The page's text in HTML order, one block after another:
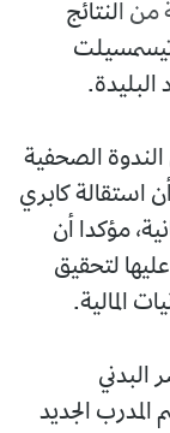
النتائج
تيسمسيلت
الصحفية
استقالة كابري
مؤكدا أن
لتحقيق
المالية.
البدني
الجديد